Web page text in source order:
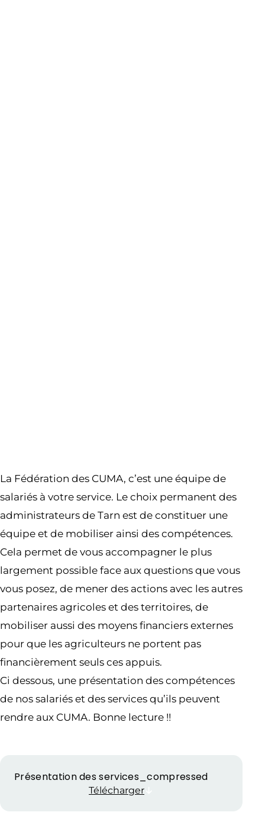
La Fédération des CUMA, c’est une équipe de
salariés à votre service. Le choix permanent des
administrateurs de Tarn est de constituer une
équipe et de mobiliser ainsi des compétences.
Cela permet de vous accompagner le plus
largement possible face aux questions que vous
vous posez, de mener des actions avec les autres
partenaires agricoles et des territoires, de
mobiliser aussi des moyens financiers externes
pour que les agriculteurs ne portent pas
financièrement seuls ces appuis.
Ci dessous, une présentation des compétences
de nos salariés et des services qu’ils peuvent
rendre aux CUMA. Bonne lecture !!
Présentation des services_compressed
Télécharger